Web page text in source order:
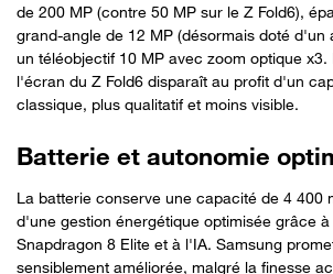
de 200 MP (contre 50 MP sur le Z Fold6),
grand-angle de 12 MP (désormais doté d'un
un téléobjectif 10 MP avec zoom optique
l'écran du Z Fold6 disparaît au profit d'un
classique, plus qualitatif et moins visible.
Batterie et autonomie
La batterie conserve une capacité de 4 400
d'une gestion énergétique optimisée grâce
Snapdragon 8 Elite et à l'IA. Samsung
sensiblement améliorée, malgré la finesse